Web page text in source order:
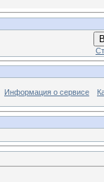
Информация о сервисе